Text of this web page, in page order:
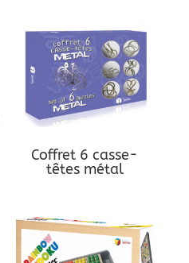
Coffret 6 casse-
têtes métal